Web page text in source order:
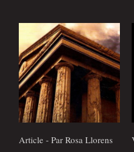
Article - Par Rosa Llo­rens